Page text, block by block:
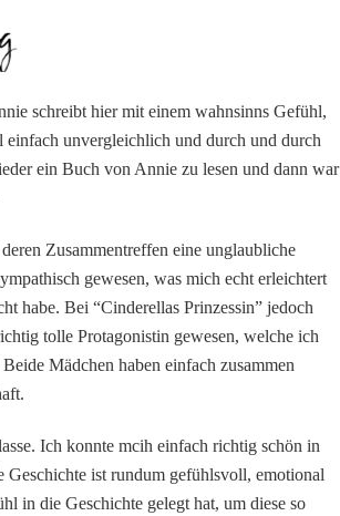
schreibt hier mit einem wahnsinns Gefühl,
einfach unvergleichlich und durch und durch
ein Buch von Annie zu lesen und dann war
Zusammentreffen eine unglaubliche
gewesen, was mich echt erleichtert
habe. Bei “Cinderellas Prinzessin” jedoch
tolle Protagonistin gewesen, welche ich
Mädchen haben einfach zusammen
Ich konnte mcih einfach richtig schön in
Geschichte ist rundum gefühlsvoll, emotional
in die Geschichte gelegt hat, um diese so